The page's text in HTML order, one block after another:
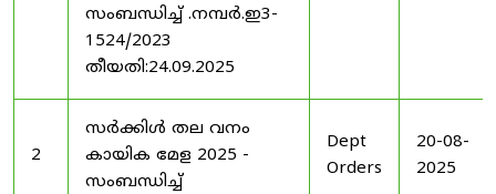
സംബന്ധിച്ച് .നമ്പർ.ഇ3-
1524/2023
തീയതി:24.09.2025
2
സർക്കിൾ തല വനം
കായിക മേള 2025 -
സംബന്ധിച്ച്
Dept
Orders
20-08-
2025